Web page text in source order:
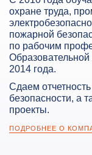
охране труда,
пожарной
по рабочим
2014 года.
Сдаем
безопасности, а
проекты.
ПОДРОБНЕЕ О